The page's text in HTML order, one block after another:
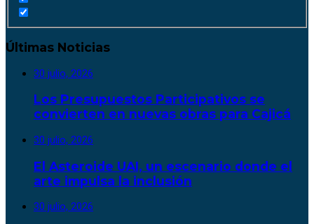
Últimas Noticias
30 julio, 2026
Los Presupuestos Participativos se
convierten en nuevas obras para Cajicá
30 julio, 2026
El Asteroide UAI, un escenario donde el
arte impulsa la inclusión
30 julio, 2026